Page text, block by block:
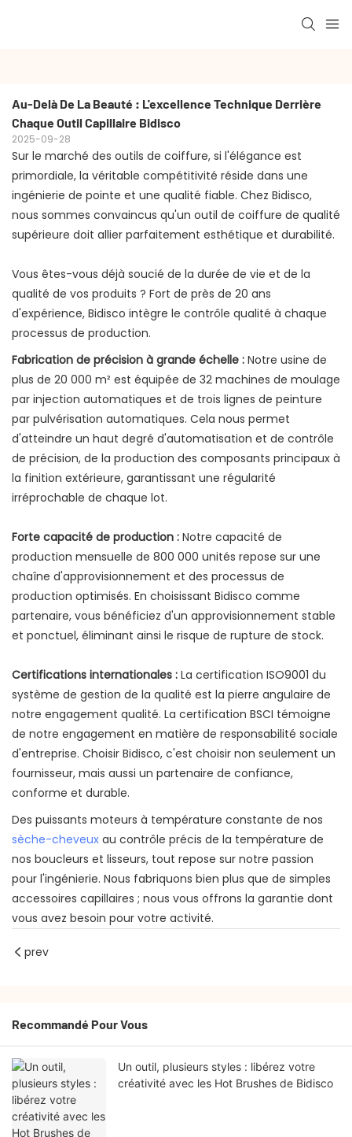
Au-Delà De La Beauté : L'excellence Technique Derrière
Chaque Outil Capillaire Bidisco
2025-09-28
Sur le marché des outils de coiffure, si l'élégance est
primordiale, la véritable compétitivité réside dans une
ingénierie de pointe et une qualité fiable. Chez Bidisco,
nous sommes convaincus qu'un outil de coiffure de qualité
supérieure doit allier parfaitement esthétique et durabilité.
Vous êtes-vous déjà soucié de la durée de vie et de la
qualité de vos produits ? Fort de près de 20 ans
d'expérience, Bidisco intègre le contrôle qualité à chaque
processus de production.
Fabrication de précision à grande échelle : Notre usine de
plus de 20 000 m² est équipée de 32 machines de moulage
par injection automatiques et de trois lignes de peinture
par pulvérisation automatiques. Cela nous permet
d'atteindre un haut degré d'automatisation et de contrôle
de précision, de la production des composants principaux à
la finition extérieure, garantissant une régularité
irréprochable de chaque lot.
Forte capacité de production : Notre capacité de
production mensuelle de 800 000 unités repose sur une
chaîne d'approvisionnement et des processus de
production optimisés. En choisissant Bidisco comme
partenaire, vous bénéficiez d'un approvisionnement stable
et ponctuel, éliminant ainsi le risque de rupture de stock.
Certifications internationales : La certification ISO9001 du
système de gestion de la qualité est la pierre angulaire de
notre engagement qualité. La certification BSCI témoigne
de notre engagement en matière de responsabilité sociale
d'entreprise. Choisir Bidisco, c'est choisir non seulement un
fournisseur, mais aussi un partenaire de confiance,
conforme et durable.
Des puissants moteurs à température constante de nos
sèche-cheveux au contrôle précis de la température de
nos boucleurs et lisseurs, tout repose sur notre passion
pour l'ingénierie. Nous fabriquons bien plus que de simples
accessoires capillaires ; nous vous offrons la garantie dont
vous avez besoin pour votre activité.
prev
Recommandé Pour Vous
Un outil, plusieurs styles : libérez votre
créativité avec les Hot Brushes de Bidisco